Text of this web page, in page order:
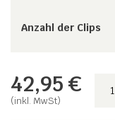
Anzahl der Clips
42,95€
(inkl. MwSt)